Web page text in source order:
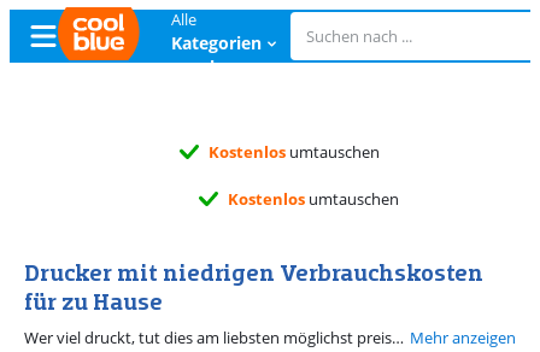
Alle
Kategorien
ansehen
Kostenlos umtauschen
Kostenlos umtauschen
Drucker mit niedrigen Verbrauchskosten
für zu Hause
Wer viel druckt, tut dies am liebsten möglichst preiswert. Ein Drucker mit niedrigen Verbrauchskosten für zu Hause macht Drucken günstig. Es gibt Drucker mit einem Tintentank, wie den Epson EcoTank. Drucker mit Tintentank drucken mit einem Tintenfläschchen tausende Seiten. Hiermit bezahlst du unter 1 Cent pro Seite. Ansonsten hast du die Wahl, einen Tintenservice, wie HP Instant Ink oder Epson ReadyPrint in Anspruch zu nehmen. Mit einem solchen Tintenabo zahlst du für eine gewisse Seitenanzahl einen bestimmten Betrag pro Monat. Das Abo ist monatlich kündbar, wodurch du dich nicht dauerhaft bindest. Achte allerdings darauf, dass dein Drucker für HP Instant Ink bzw. Epson ReadyPrint geeignet ist. Mehr anzeigen